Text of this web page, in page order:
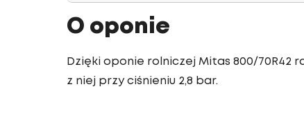
O oponie
Dzięki oponie rolniczej Mitas 800/70R42
z niej przy ciśnieniu 2,8 bar.